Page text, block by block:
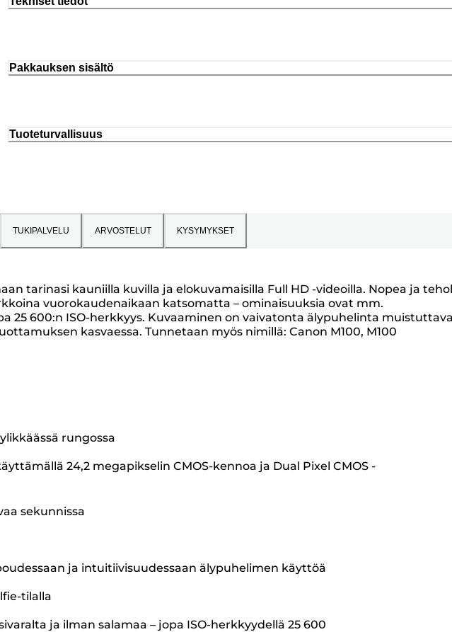
Pakkauksen sisältö
Tuoteturvallisuus
TUKIPALVELU ARVOSTELUT KYSYMYKSET
tarinasi kauniilla kuvilla ja elokuvamaisilla Full HD -videoilla. Nopea ja
vuorokaudenaikaan katsomatta – ominaisuuksia ovat mm.
25 600:n ISO-herkkyys. Kuvaaminen on vaivatonta älypuhelinta
kasvaessa. Tunnetaan myös nimillä: Canon M100, M100
rungossa
24,2 megapikselin CMOS-kennoa ja Dual Pixel CMOS -
sekunnissa
ja intuitiivisuudessaan älypuhelimen käyttöä
tilalla
ja ilman salamaa – jopa ISO-herkkyydellä 25 600